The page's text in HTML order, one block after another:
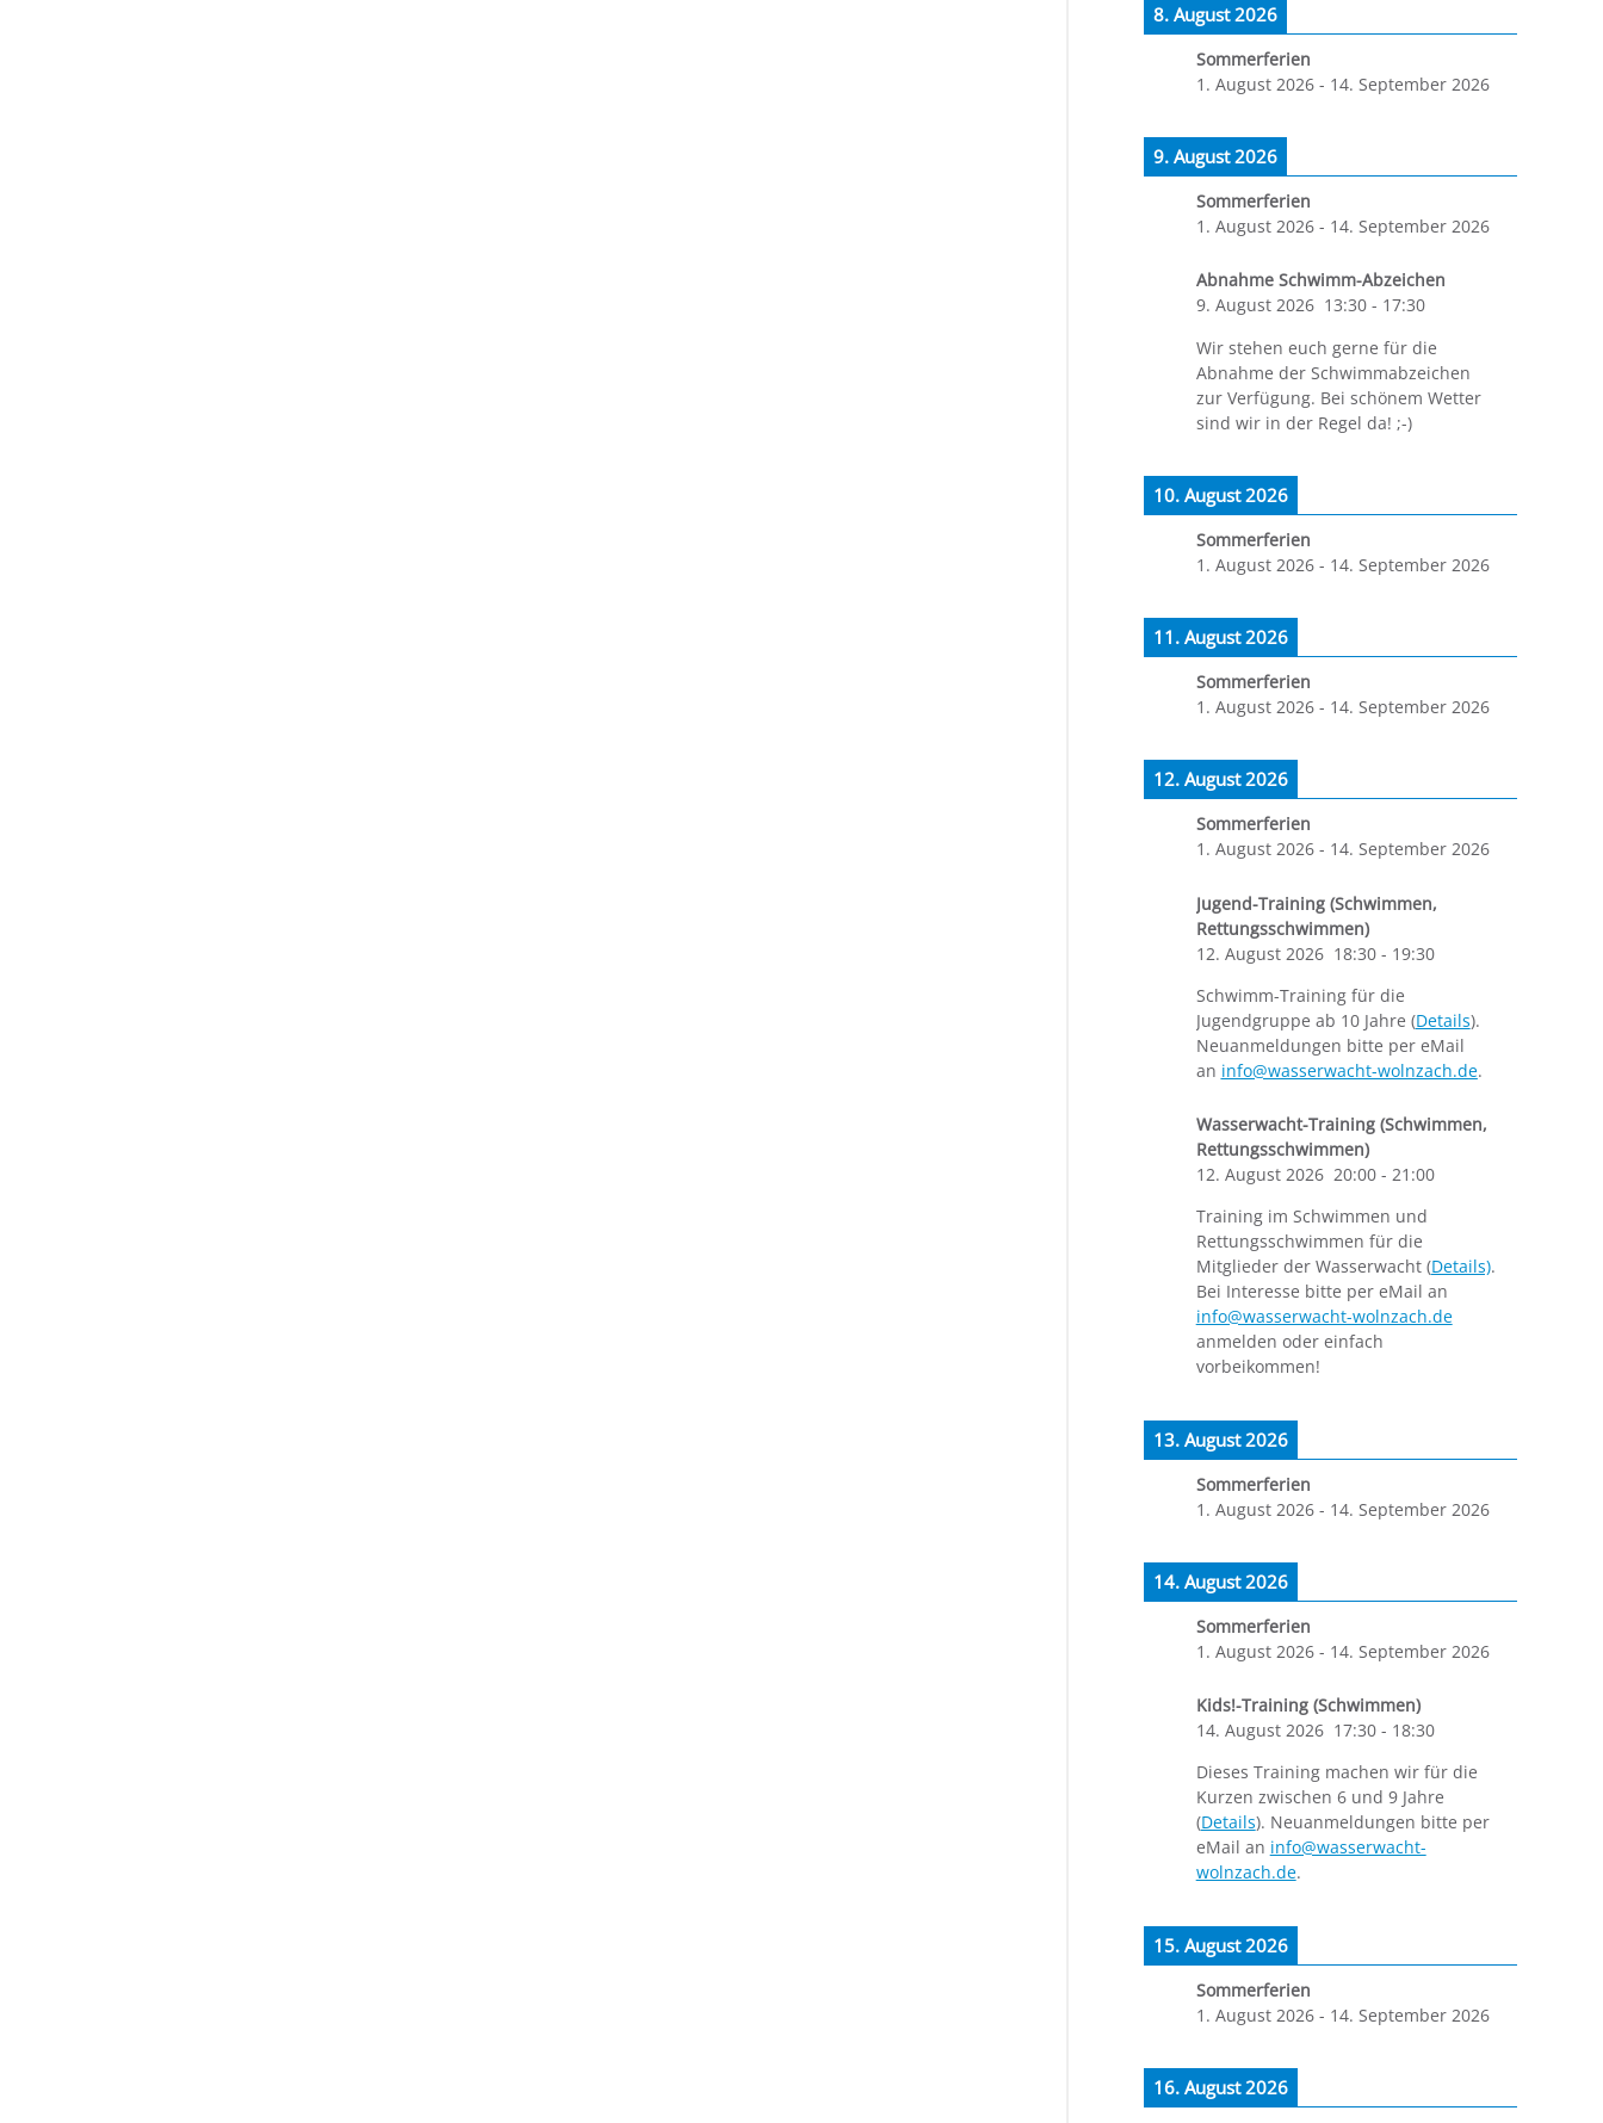
8. August 2026
Sommerferien
1. August 2026- 14. September 2026
9. August 2026
Sommerferien
1. August 2026- 14. September 2026
Abnahme Schwimm-Abzeichen
9. August 2026 13:30- 17:30
Wir stehen euch gerne für die
Abnahme der Schwimmabzeichen
zur Verfügung. Bei schönem Wetter
sind wir in der Regel da! ;-)
10. August 2026
Sommerferien
1. August 2026- 14. September 2026
11. August 2026
Sommerferien
1. August 2026- 14. September 2026
12. August 2026
Sommerferien
1. August 2026- 14. September 2026
Jugend-Training (Schwimmen,
Rettungsschwimmen)
12. August 2026 18:30- 19:30
Schwimm-Training für die
Jugendgruppe ab 10 Jahre (Details).
Neuanmeldungen bitte per eMail
an info@wasserwacht-wolnzach.de.
Wasserwacht-Training (Schwimmen,
Rettungsschwimmen)
12. August 2026 20:00- 21:00
Training im Schwimmen und
Rettungsschwimmen für die
Mitglieder der Wasserwacht (Details).
Bei Interesse bitte per eMail an
info@wasserwacht-wolnzach.de
anmelden oder einfach
vorbeikommen!
13. August 2026
Sommerferien
1. August 2026- 14. September 2026
14. August 2026
Sommerferien
1. August 2026- 14. September 2026
Kids!-Training (Schwimmen)
14. August 2026 17:30- 18:30
Dieses Training machen wir für die
Kurzen zwischen 6 und 9 Jahre
(Details). Neuanmeldungen bitte per
eMail an info@wasserwacht-
wolnzach.de.
15. August 2026
Sommerferien
1. August 2026- 14. September 2026
16. August 2026